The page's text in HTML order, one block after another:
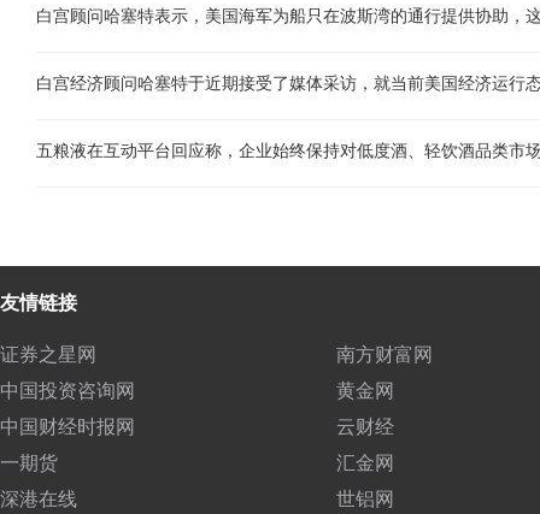
白宫顾问哈塞特表示，美国海军为船只在波斯湾的通行提供协助，
友情链接
证券之星网
南方财富网
中国投资咨询网
黄金网
中国财经时报网
云财经
一期货
汇金网
深港在线
世铝网